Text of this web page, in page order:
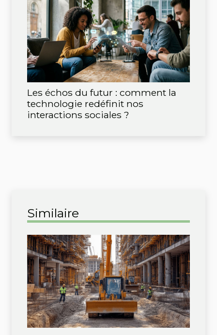
Les échos du futur : comment la
technologie redéfinit nos
interactions sociales ?
Similaire